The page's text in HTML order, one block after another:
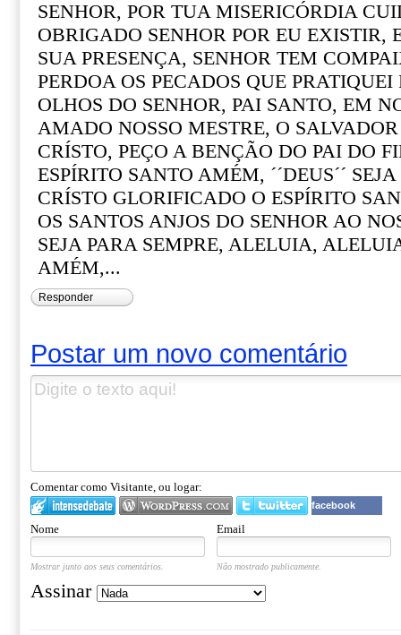
SENHOR, POR TUA MISERICÓRDIA
OBRIGADO SENHOR POR EU EXISTIR,
SUA PRESENÇA, SENHOR TEM
PERDOA OS PECADOS QUE PRATIQUEI
OLHOS DO SENHOR, PAI SANTO, EM
AMADO NOSSO MESTRE, O SALVADOR
CRÍSTO, PEÇO A BENÇÃO DO PAI DO
ESPÍRITO SANTO AMÉM, ´´DEUS´´
CRÍSTO GLORIFICADO O ESPÍRITO
OS SANTOS ANJOS DO SENHOR AO
SEJA PARA SEMPRE, ALELUIA,
AMÉM,...
Responder
Postar um novo comentário
Comentar como Visitante, ou logar:
facebook
Nome Email
Mostrar junto aos seus comentários. Não mostrado publicamente.
Assinar